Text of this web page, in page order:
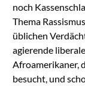
noch
Thema
üblichen
agierende
Afroamerikaner,
besucht, und